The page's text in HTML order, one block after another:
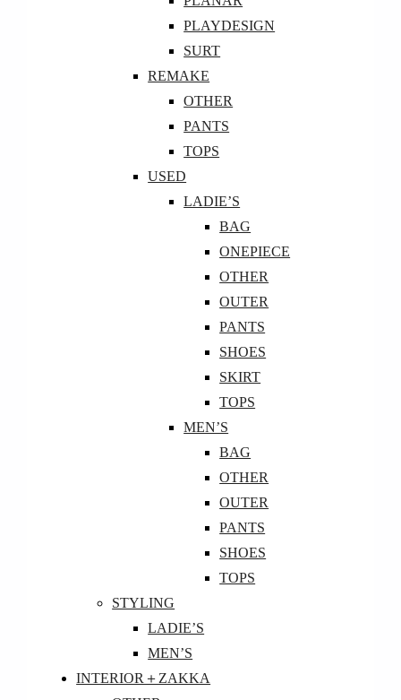
PLAYDESIGN
SURT
REMAKE
OTHER
PANTS
TOPS
USED
LADIE’S
BAG
ONEPIECE
OTHER
OUTER
PANTS
SHOES
SKIRT
TOPS
MEN’S
BAG
OTHER
OUTER
PANTS
SHOES
TOPS
STYLING
LADIE’S
MEN’S
INTERIOR＋ZAKKA